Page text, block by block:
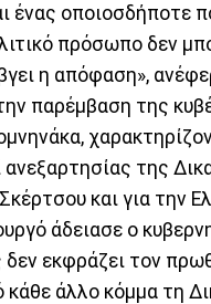
ένας οποιοσδήποτε
πρόσωπο δεν
η απόφαση»,
παρέμβαση της
της
και για την
άδειασε ο
εκφράζει τον
άλλο κόμμα τη